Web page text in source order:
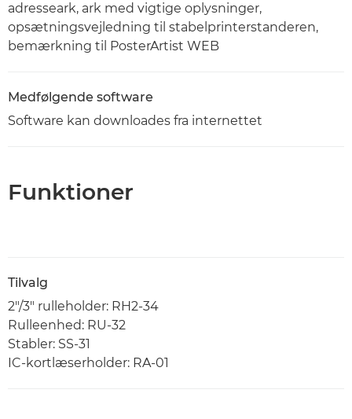
adresseark, ark med vigtige oplysninger,
opsætningsvejledning til stabelprinterstanderen,
bemærkning til PosterArtist WEB
Medfølgende software
Software kan downloades fra internettet
Funktioner
Tilvalg
2"/3" rulleholder: RH2-34
Rulleenhed: RU-32
Stabler: SS-31
IC-kortlæserholder: RA-01